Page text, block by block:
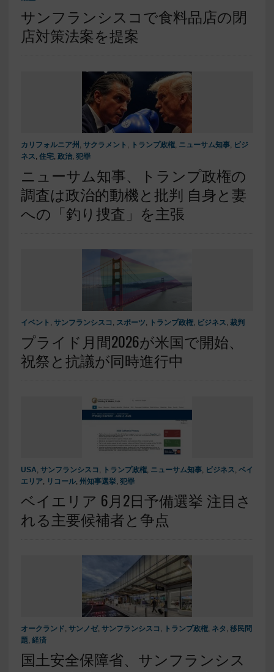
サンフランシスコで食料品店の閉
店対策法案を提案
カリフォルニア州 サクラメント トランプ政権, ニューサム知事, ビジ
ネス 住宅, 政治, 犯罪
ニューサム知事、トランプ政権の
調査は政治的動機と批判 自身と妻
への「釣り捜査」を主張
イベント サンフランシスコ スポーツ トランプ政権, ビジネス 裁判
プライド月間2026が米国で開始、
祝祭と抗議が同時進行中
USA, サンフランシスコ , トランプ政権, ニューサム知事, ビジネス, ベイ
エリア, リコール, 州知事選挙, 犯罪
ベイエリア 6月2日予備選挙 注目さ
れる主要候補者と争点
オークランド, サンノゼ, サンフランシスコ , トランプ政権, ネタ , 移民問
題, 経済
国土安全保障省、サンフランシス